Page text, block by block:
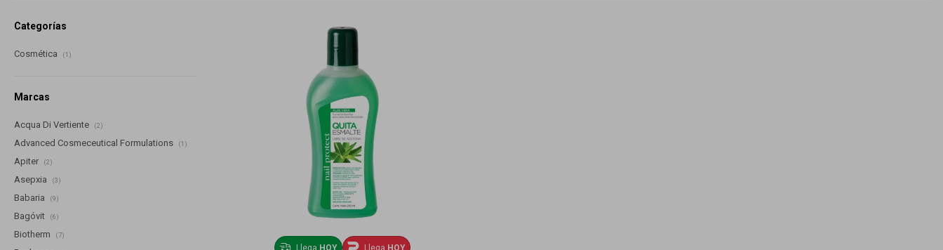
Llega HOY Llega HOY
Categorías
Cosmética (1)
Marcas
Acqua Di Vertiente (2)
Advanced Cosmeceutical Formulations (1)
Apiter (2)
Asepxia (3)
Babaria (9)
Bagóvit (6)
Biotherm (7)